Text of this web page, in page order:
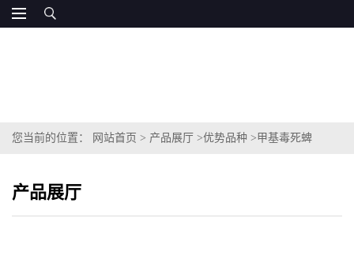
您当前的位置： 网站首页 > 产品展厅 >优势品种 >甲基毒死蜱
产品展厅